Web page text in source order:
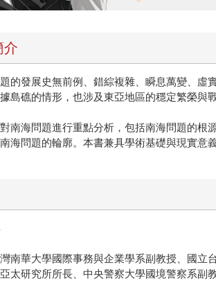
介
的發展史無前例、錯綜複雜、瞬息萬變、虛
島礁的情形，也涉及東亞地區的穩定繁榮與戰
南海問題進行重點分析，包括南海問題的根
海問題的輪廓。本書兼具學術基礎與現實意
南華大學國際事務與企業學系副教授、國立
太研究所所長、中央警察大學國境警察系副